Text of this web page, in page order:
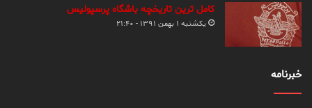
کامل ترین تاریخچه باشگاه پرسپولیس
یکشنبه ۱ بهمن ۱۳۹۱ - ۲۱:۴۰
خبرنامه